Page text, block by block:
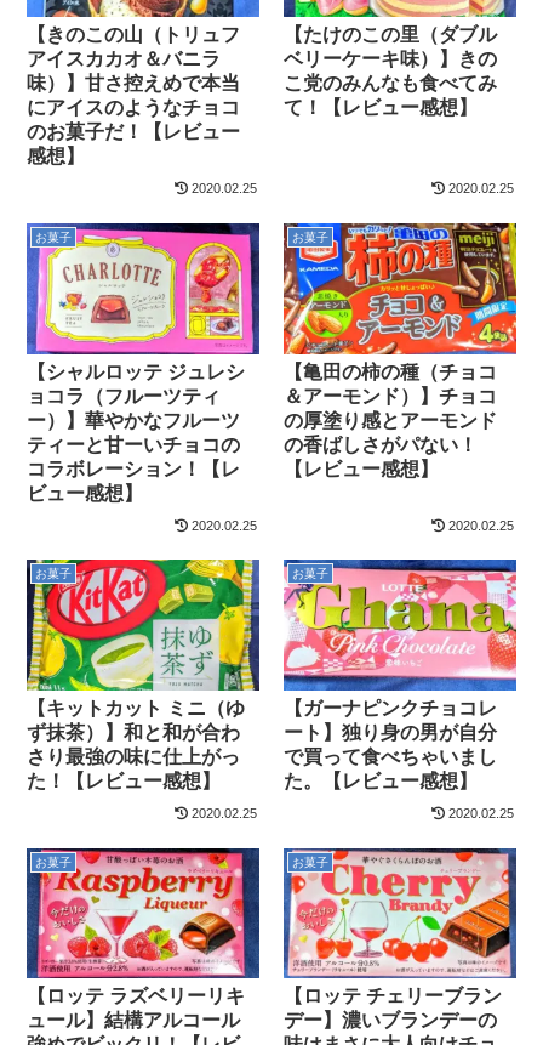
【きのこの山（トリュフ
アイスカカオ＆バニラ
味）】甘さ控えめで本当
にアイスのようなチョコ
のお菓子だ！【レビュー
感想】
2020.02.25
【たけのこの里（ダブル
ベリーケーキ味）】きの
こ党のみんなも食べてみ
て！【レビュー感想】
2020.02.25
お菓子
【シャルロッテ ジュレシ
ョコラ（フルーツティ
ー）】華やかなフルーツ
ティーと甘ーいチョコの
コラボレーション！【レ
ビュー感想】
2020.02.25
お菓子
【亀田の柿の種（チョコ
＆アーモンド）】チョコ
の厚塗り感とアーモンド
の香ばしさがパない！
【レビュー感想】
2020.02.25
お菓子
【キットカット ミニ（ゆ
ず抹茶）】和と和が合わ
さり最強の味に仕上がっ
た！【レビュー感想】
2020.02.25
お菓子
【ガーナピンクチョコレ
ート】独り身の男が自分
で買って食べちゃいまし
た。【レビュー感想】
2020.02.25
お菓子
【ロッテ ラズベリーリキ
ュール】結構アルコール
お菓子
【ロッテ チェリーブラン
デー】濃いブランデーの